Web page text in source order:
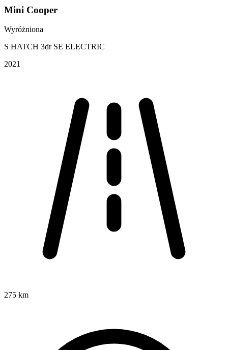
Mini Cooper
Wyróżniona
S HATCH 3dr SE ELECTRIC
2021
275 km